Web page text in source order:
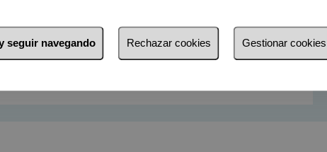
seguir navegando Rechazar cookies Gestionar cookies